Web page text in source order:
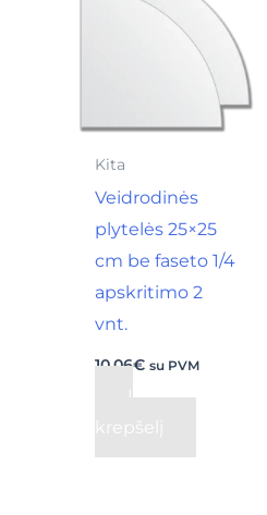
Kita
Veidrodinės
plytelės 25×25
cm be faseto 1/4
apskritimo 2
vnt.
10,06€ su PVM
Į
krepšelį